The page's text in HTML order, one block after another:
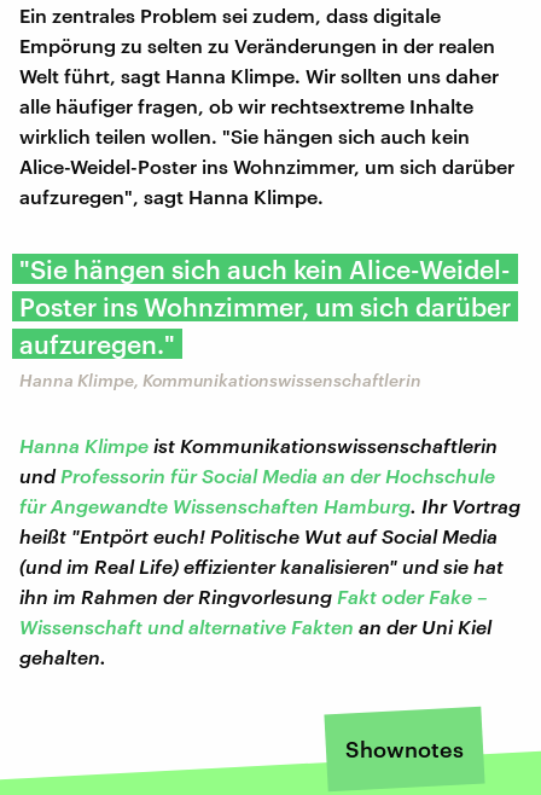
Ein zentrales Problem sei zudem, dass digitale
Empörung zu selten zu Veränderungen in der realen
Welt führt, sagt Hanna Klimpe. Wir sollten uns daher
alle häufiger fragen, ob wir rechtsextreme Inhalte
wirklich teilen wollen. "Sie hängen sich auch kein
Alice-Weidel-Poster ins Wohnzimmer, um sich darüber
aufzuregen", sagt Hanna Klimpe.
"Sie hängen sich auch kein Alice-Weidel-
Poster ins Wohnzimmer, um sich darüber
aufzuregen."
Hanna Klimpe, Kommunikationswissenschaftlerin
Hanna Klimpe ist Kommunikationswissenschaftlerin
und Professorin für Social Media an der Hochschule
für Angewandte Wissenschaften Hamburg. Ihr Vortrag
heißt "Entpört euch! Politische Wut auf Social Media
(und im Real Life) effizienter kanalisieren" und sie hat
ihn im Rahmen der Ringvorlesung Fakt oder Fake –
Wissenschaft und alternative Fakten an der Uni Kiel
gehalten.
Shownotes